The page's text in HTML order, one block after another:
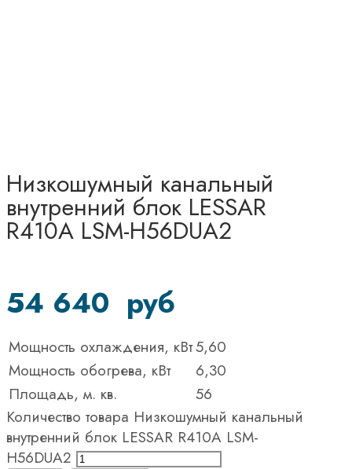
Низкошумный канальный
внутренний блок LESSAR
R410A LSM-H56DUA2
54 640 руб
Мощность охлаждения, кВт5,60
Мощность обогрева, кВт
6,30
Площадь, м. кв.
56
Количество товара Низкошумный канальный
внутренний блок LESSAR R410A LSM-
H56DUA2